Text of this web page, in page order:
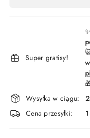
płatność
dostawa
Super gratisy!
Wysyłka w ciągu:
Cena przesyłki: